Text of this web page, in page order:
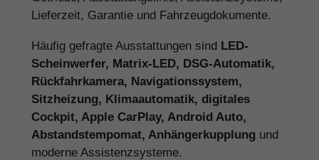
Lieferzeit, Garantie und Fahrzeugdokumente.
Häufig gefragte Ausstattungen sind LED-
Scheinwerfer, Matrix-LED, DSG-Automatik,
Rückfahrkamera, Navigationssystem,
Sitzheizung, Klimaautomatik, digitales
Cockpit, Apple CarPlay, Android Auto,
Abstandstempomat, Anhängerkupplung und
moderne Assistenzsysteme.